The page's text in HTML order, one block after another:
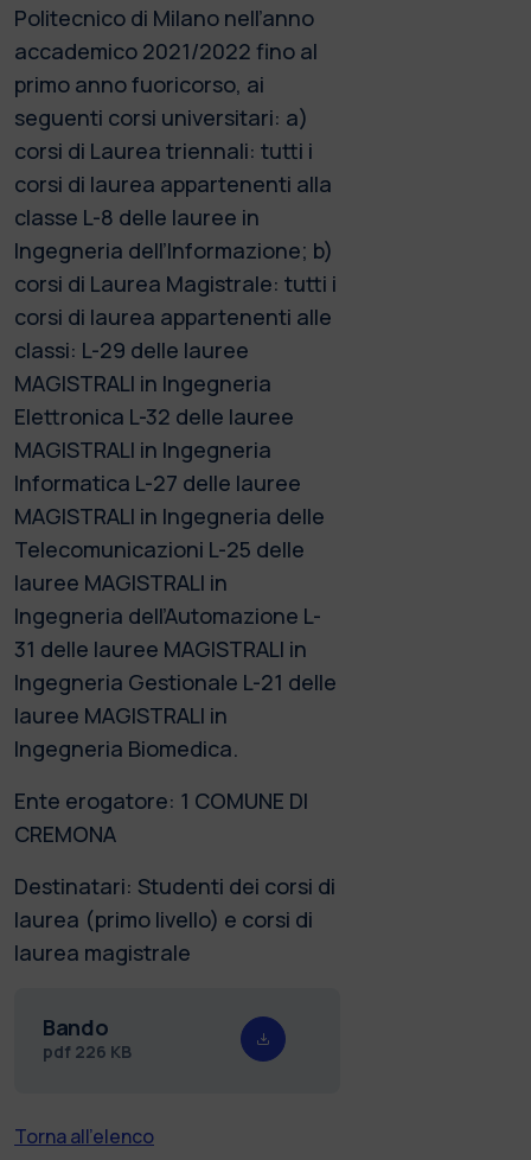
Politecnico di Milano nell’anno
accademico 2021/2022 fino al
primo anno fuoricorso, ai
seguenti corsi universitari: a)
corsi di Laurea triennali: tutti i
corsi di laurea appartenenti alla
classe L-8 delle lauree in
Ingegneria dell’Informazione; b)
corsi di Laurea Magistrale: tutti i
corsi di laurea appartenenti alle
classi: L-29 delle lauree
MAGISTRALI in Ingegneria
Elettronica L-32 delle lauree
MAGISTRALI in Ingegneria
Informatica L-27 delle lauree
MAGISTRALI in Ingegneria delle
Telecomunicazioni L-25 delle
lauree MAGISTRALI in
Ingegneria dell’Automazione L-
31 delle lauree MAGISTRALI in
Ingegneria Gestionale L-21 delle
lauree MAGISTRALI in
Ingegneria Biomedica.
Ente erogatore: 1 COMUNE DI
CREMONA
Destinatari: Studenti dei corsi di
laurea (primo livello) e corsi di
laurea magistrale
Bando
pdf 226 KB
Torna all'elenco